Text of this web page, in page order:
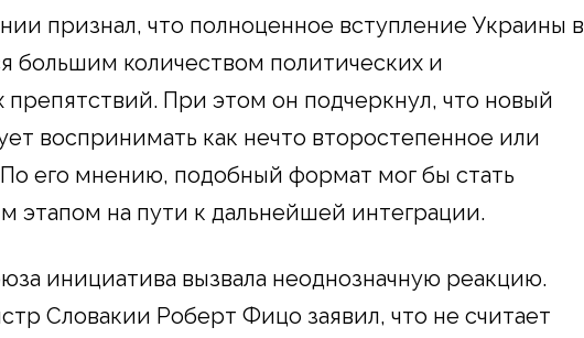
признал, что полноценное вступление Украины в
большим количеством политических и
препятствий. При этом он подчеркнул, что новый
воспринимать как нечто второстепенное или
его мнению, подобный формат мог бы стать
этапом на пути к дальнейшей интеграции.
инициатива вызвала неоднозначную реакцию.
Словакии Роберт Фицо заявил, что не считает